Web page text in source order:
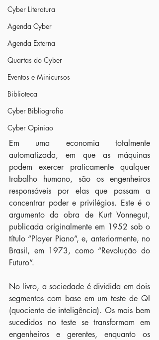
Cyber Literatura
Agenda Cyber
Agenda Externa
Quartas do Cyber
Eventos e Minicursos
Biblioteca
Cyber Bibliografia
Cyber Opiniao
Em uma economia totalmente
automatizada, em que as máquinas
podem exercer praticamente qualquer
trabalho humano, são os engenheiros
responsáveis por elas que passam a
concentrar poder e privilégios. Este é o
argumento da obra de Kurt Vonnegut,
publicada originalmente em 1952 sob o
título “Player Piano”, e, anteriormente, no
Brasil, em 1973, como “Revolução do
Futuro”.
No livro, a sociedade é dividida em dois
segmentos com base em um teste de QI
(quociente de inteligência). Os mais bem
sucedidos no teste se transformam em
engenheiros e gerentes, enquanto os